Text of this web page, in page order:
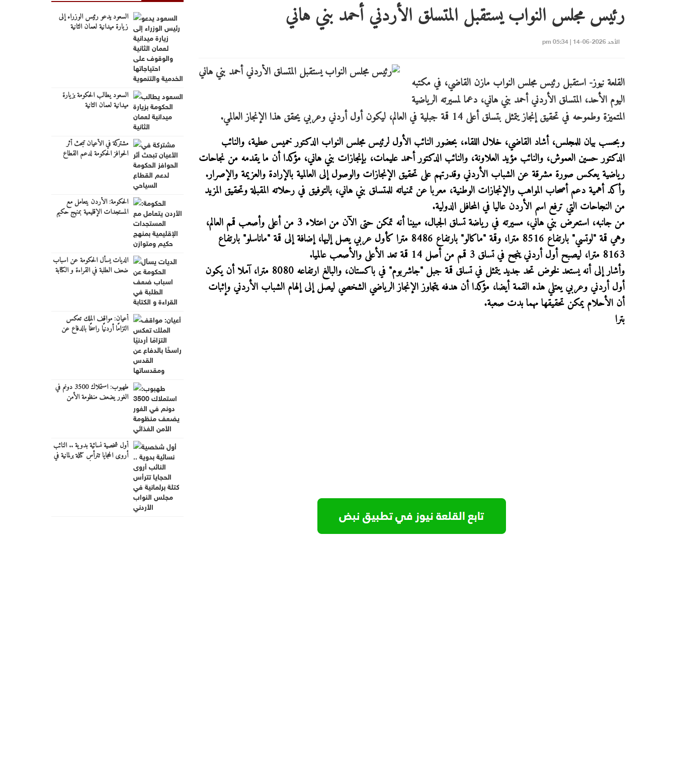
رئيس مجلس النواب يستقبل المتسلق الأردني أحمد بني هاني
الأحد 2026-06-14 | 05:34 pm
القلعة نيوز- استقبل رئيس مجلس النواب مازن القاضي، في مكتبه
اليوم الأحد، المتسلق الأردني أحمد بني هاني، دعما لمسيرته الرياضية
المتميزة وطموحه في تحقيق إنجاز يتمثل بتسلق أعلى 14 قمة جبلية في العالم، ليكون أول أردني وعربي يحقق هذا الإنجاز العالمي.
وبحسب بيان للمجلس، أشاد القاضي، خلال اللقاء، بحضور النائب الأول لرئيس مجلس النواب الدكتور خميس عطية، والنائب
الدكتور حسين العموش، والنائب مؤيد العلاونة، والنائب الدكتور أحمد عليمات، بإنجازات بني هاني، مؤكدا أن ما يقدمه من نجاحات
رياضية يعكس صورة مشرقة عن الشباب الأردني وقدرتهم على تحقيق الإنجازات والوصول إلى العالمية بالإرادة والعزيمة والإصرار.
وأكد أهمية دعم أصحاب المواهب والإنجازات الوطنية، معربا عن تمنياته للمتسلق بني هاني، بالتوفيق في رحلاته المقبلة وتحقيق المزيد
من النجاحات التي ترفع اسم الأردن عاليا في المحافل الدولية.
من جانبه، استعرض بني هاني، مسيرته في رياضة تسلق الجبال، مبينا أنه تمكن حتى الآن من اعتلاء 3 من أعلى وأصعب قمم العالم،
وهي قمة "لوتسي" بارتفاع 8516 مترا، وقمة "ماكالو" بارتفاع 8486 مترا كأول عربي يصل إليها، إضافة إلى قمة "ماناسلو" بارتفاع
8163 مترا، ليصبح أول أردني ينجح في تسلق 3 قمم من أصل 14 قمة تعد الأعلى والأصعب عالميا.
وأشار إلى أنه يستعد لخوض تحد جديد يتمثل في تسلق قمة جبل "جاشربوم" في باكستان، والبالغ ارتفاعه 8080 مترا، آملا أن يكون
أول أردني وعربي يعتلي هذه القمة أيضا، مؤكدا أن هدفه يتجاوز الإنجاز الرياضي الشخصي ليصل إلى إلهام الشباب الأردني وإثبات
أن الأحلام يمكن تحقيقها مهما بدت صعبة.
بترا
السعود يدعو رئيس الوزراء إلى
زيارة ميدانية لعمان الثانية
السعود يطالب الحكومة بزيارة
ميدانية لعمان الثانية
مشتركة في الأعيان تبحث أثر
الحوافز الحكومة لدعم القطاع
الحكومة: الأردن يتعامل مع
المستجدات الإقليمية بمنهج حكيم
الديات يسأل الحكومة عن اسباب
ضعف الطلبة في القراءة و الكتابة
أعيان: مواقف الملك تعكس
التزامًا أردنيًا راسخًا بالدفاع عن
طهبوب: استملاك 3500 دونم في
الغور يضعف منظومة الأمن
أول شخصية نسائية بدوية .. النائب
أروى الحجايا تترأس كتلة برلمانية في